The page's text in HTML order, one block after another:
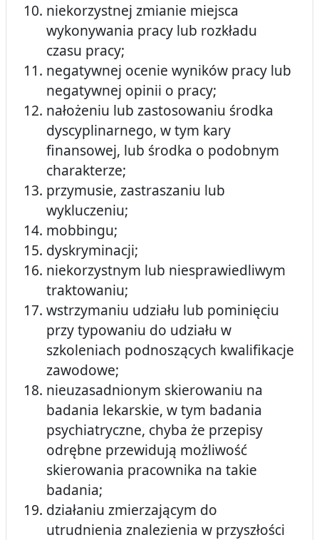
niekorzystnej zmianie miejsca
wykonywania pracy lub rozkładu
czasu pracy;
negatywnej ocenie wyników pracy lub
negatywnej opinii o pracy;
nałożeniu lub zastosowaniu środka
dyscyplinarnego, w tym kary
finansowej, lub środka o podobnym
charakterze;
przymusie, zastraszaniu lub
wykluczeniu;
mobbingu;
dyskryminacji;
niekorzystnym lub niesprawiedliwym
traktowaniu;
wstrzymaniu udziału lub pominięciu
przy typowaniu do udziału w
szkoleniach podnoszących kwalifikacje
zawodowe;
nieuzasadnionym skierowaniu na
badania lekarskie, w tym badania
psychiatryczne, chyba że przepisy
odrębne przewidują możliwość
skierowania pracownika na takie
badania;
działaniu zmierzającym do
utrudnienia znalezienia w przyszłości